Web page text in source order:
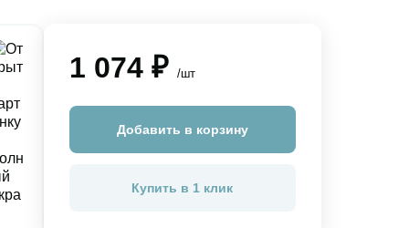
1 074 ₽ /шт
Добавить в корзину
Купить в 1 клик